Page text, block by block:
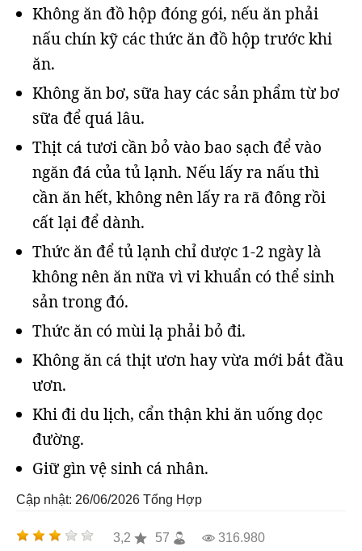
Không ăn đồ hộp đóng gói, nếu ăn phải
nấu chín kỹ các thức ăn đồ hộp trước khi
ăn.
Không ăn bơ, sữa hay các sản phẩm từ bơ
sữa để quá lâu.
Thịt cá tươi cần bỏ vào bao sạch để vào
ngăn đá của tủ lạnh. Nếu lấy ra nấu thì
cần ăn hết, không nên lấy ra rã đông rồi
cất lại để dành.
Thức ăn để tủ lạnh chỉ dược 1-2 ngày là
không nên ăn nữa vì vi khuẩn có thể sinh
sản trong đó.
Thức ăn có mùi lạ phải bỏ đi.
Không ăn cá thịt ươn hay vừa mới bắt đầu
ươn.
Khi đi du lịch, cẩn thận khi ăn uống dọc
đường.
Giữ gìn vệ sinh cá nhân.
Cập nhật: 26/06/2026 Tổng Hợp
3,2 57 316.980